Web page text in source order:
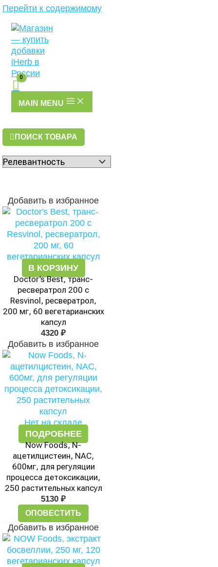
Перейти к содержимому
MAIN MENU
ПОИСК ТОВАРА
Добавить в избранное
В КОРЗИНУ
Doctor’s Best, транс-
ресвератрол 200 с
Resvinol, ресвератрол,
200 мг, 60 вегетарианских
капсул
4320 ₽
Добавить в избранное
Нет на складе
ПОДРОБНЕЕ
Now Foods, N-
ацетилцистеин, NAC,
600мг, для регуляции
процесса детоксикации,
250 растительных капсул
5130 ₽
ОПОВЕСТИТЬ
Добавить в избранное